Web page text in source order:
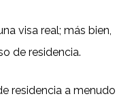
visa real; más bien,
de residencia.
residencia a menudo